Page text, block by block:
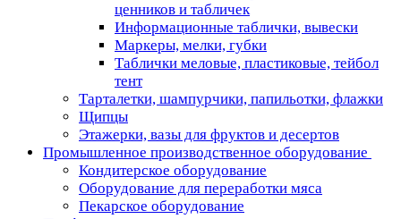
ценников и табличек
Информационные таблички, вывески
Маркеры, мелки, губки
Таблички меловые, пластиковые, тейбол
тент
Тарталетки, шампурчики, папильотки, флажки
Щипцы
Этажерки, вазы для фруктов и десертов
Промышленное производственное оборудование
Кондитерское оборудование
Оборудование для переработки мяса
Пекарское оборудование